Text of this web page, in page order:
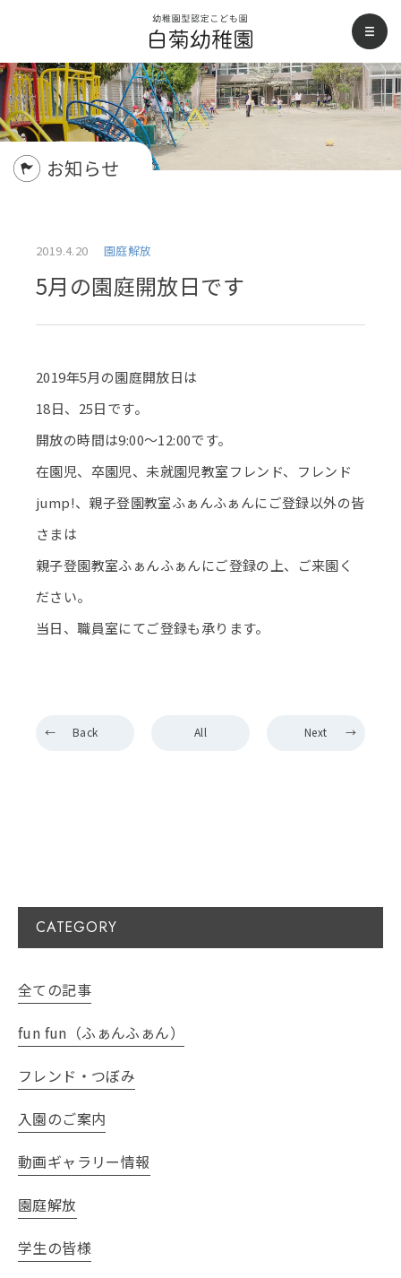
お知らせ
2019.4.20 園庭解放
5月の園庭開放日です
2019年5月の園庭開放日は
18日、25日です。
開放の時間は9:00～12:00です。
在園児、卒園児、未就園児教室フレンド、フレンド
jump!、親子登園教室ふぁんふぁんにご登録以外の皆
さまは
親子登園教室ふぁんふぁんにご登録の上、ご来園く
ださい。
当日、職員室にてご登録も承ります。
Back All Next
CATEGORY
全ての記事
fun fun（ふぁんふぁん）
フレンド・つぼみ
入園のご案内
動画ギャラリー情報
園庭解放
学生の皆様